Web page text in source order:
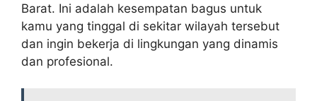
Barat. Ini adalah kesempatan bagus untuk
kamu yang tinggal di sekitar wilayah tersebut
dan ingin bekerja di lingkungan yang dinamis
dan profesional.